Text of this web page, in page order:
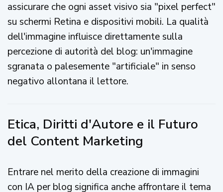
assicurare che ogni asset visivo sia "pixel perfect"
su schermi Retina e dispositivi mobili. La qualità
dell'immagine influisce direttamente sulla
percezione di autorità del blog: un'immagine
sgranata o palesemente "artificiale" in senso
negativo allontana il lettore.
Etica, Diritti d'Autore e il Futuro
del Content Marketing
Entrare nel merito della creazione di immagini
con IA per blog significa anche affrontare il tema